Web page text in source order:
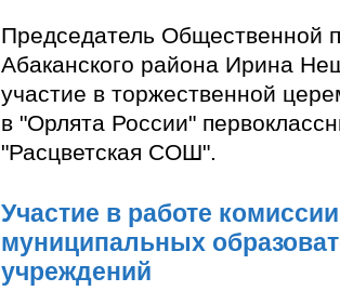
Председатель Общественной
Абаканского района Ирина
участие в торжественной
в "Орлята России"
"Расцветская СОШ".
Участие в работе
муниципальных
учреждений